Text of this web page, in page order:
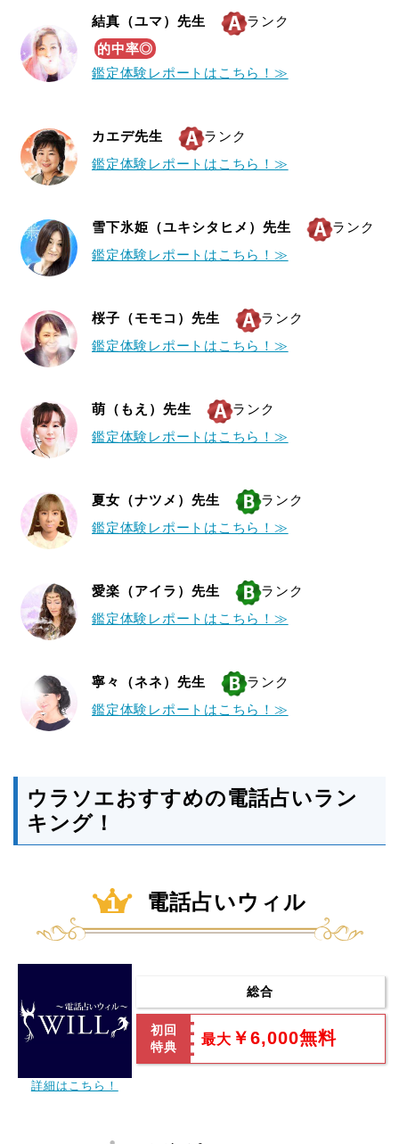
結真（ユマ）先生
ランク
的中率◎
鑑定体験レポートはこちら！≫
カエデ先生
ランク
鑑定体験レポートはこちら！≫
雪下氷姫（ユキシタヒメ）先生
ランク
鑑定体験レポートはこちら！≫
桜子（モモコ）先生
ランク
鑑定体験レポートはこちら！≫
萌（もえ）先生
ランク
鑑定体験レポートはこちら！≫
夏女（ナツメ）先生
ランク
鑑定体験レポートはこちら！≫
愛楽（アイラ）先生
ランク
鑑定体験レポートはこちら！≫
寧々（ネネ）先生
ランク
鑑定体験レポートはこちら！≫
ウラソエおすすめの電話占いラン
キング！
電話占いウィル
詳細はこちら！
総合
初回
特典
最大 ￥6,000無料